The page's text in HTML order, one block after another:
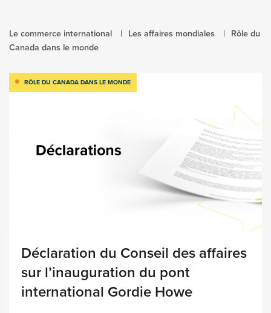
Le commerce international Les affaires mondiales
Rôle du
Canada dans le monde
RÔLE DU CANADA DANS LE MONDE
Déclaration du Conseil des affaires
sur l’inauguration du pont
international Gordie Howe